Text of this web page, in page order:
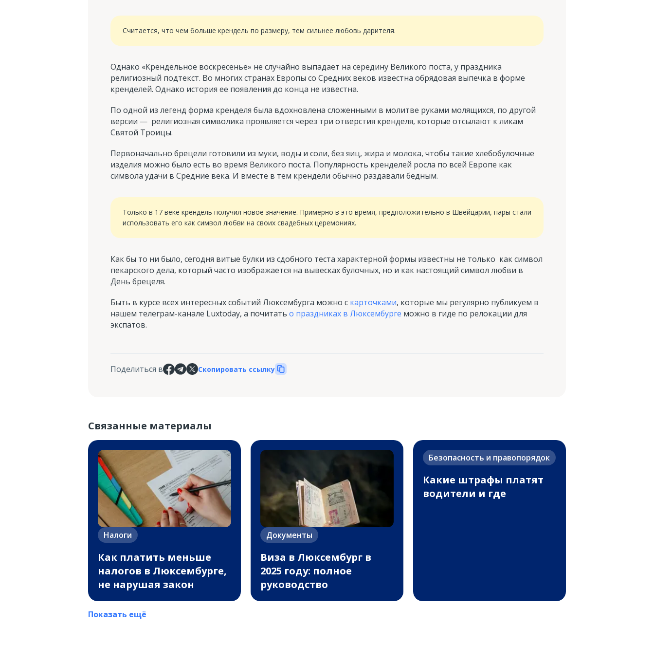
Считается, что чем больше крендель по размеру, тем сильнее любовь дарителя.
Однако «Крендельное воскресенье» не случайно выпадает на середину Великого поста, у праздника
религиозный подтекст. Во многих странах Европы со Средних веков известна обрядовая выпечка в форме
кренделей. Однако история ее появления до конца не известна.
По одной из легенд форма кренделя была вдохновлена сложенными в молитве руками молящихся, по другой
версии — религиозная символика проявляется через три отверстия кренделя, которые отсылают к ликам
Святой Троицы.
Первоначально брецели готовили из муки, воды и соли, без яиц, жира и молока, чтобы такие хлебобулочные
изделия можно было есть во время Великого поста. Популярность кренделей росла по всей Европе как
символа удачи в Средние века. И вместе в тем крендели обычно раздавали бедным.
Только в 17 веке крендель получил новое значение. Примерно в это время, предположительно в Швейцарии, пары стали
использовать его как символ любви на своих свадебных церемониях.
Как бы то ни было, сегодня витые булки из сдобного теста характерной формы известны не только как символ
пекарского дела, который часто изображается на вывесках булочных, но и как настоящий символ любви в
День брецеля.
Быть в курсе всех интересных событий Люксембурга можно с карточками, которые мы регулярно публикуем в
нашем телеграм-канале Luxtoday, а почитать о праздниках в Люксембурге можно в гиде по релокации для
экспатов.
Поделиться в Скопировать ссылку
Связанные материалы
Налоги
Как платить меньше
налогов в Люксембурге,
не нарушая закон
Документы
Виза в Люксембург в
2025 году: полное
руководство
Безопасность и правопорядок
Какие штрафы платят
водители и где
Показать ещё